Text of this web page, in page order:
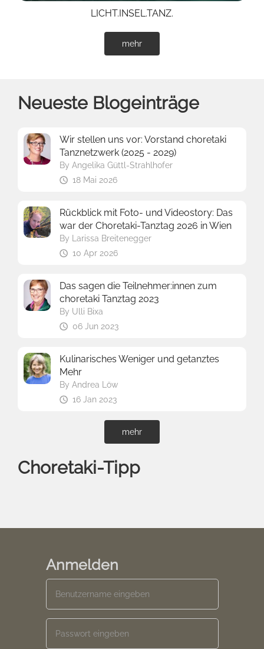
LICHT.INSEL.TANZ.
mehr
Neueste Blogeinträge
Wir stellen uns vor: Vorstand choretaki
Tanznetzwerk (2025 - 2029)
ByAngelika Güttl-Strahlhofer
18 Mai 2026
Rückblick mit Foto- und Videostory: Das
war der Choretaki-Tanztag 2026 in Wien
By
Larissa Breitenegger
10 Apr 2026
Das sagen die Teilnehmer:innen zum
choretaki Tanztag 2023
By Ulli Bixa
06 Jun 2023
Kulinarisches Weniger und getanztes
Mehr
ByAndrea Löw
16 Jan 2023
mehr
Choretaki-Tipp
Anmelden